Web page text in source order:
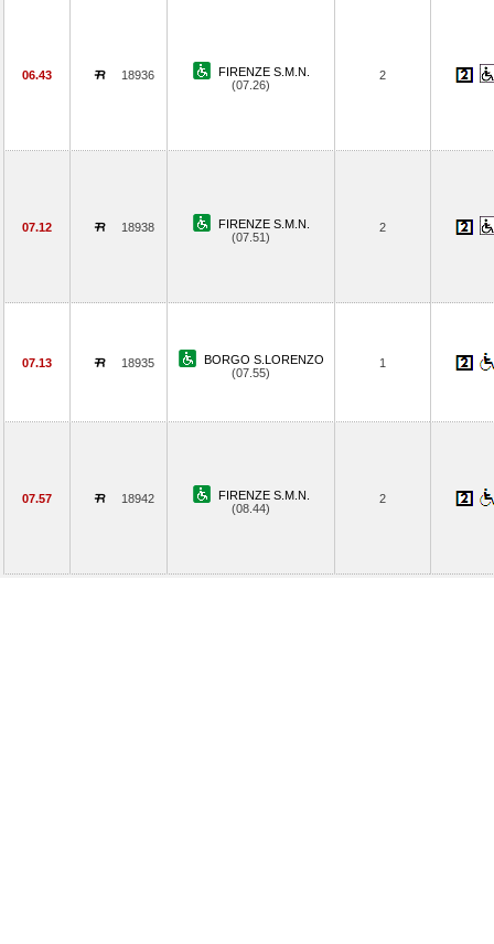
06.43 18936
FIRENZE S.M.N.
(07.26)
2
07.12 18938
FIRENZE S.M.N.
(07.51)
2
07.13 18935
BORGO S.LORENZO
(07.55)
1
07.57 18942
FIRENZE S.M.N.
(08.44)
2